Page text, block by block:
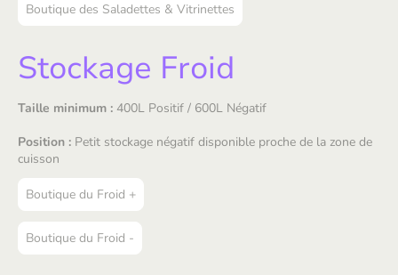
Boutique des Saladettes & Vitrinettes
Stockage Froid
Taille minimum : 400L Positif / 600L Négatif
Position : Petit stockage négatif disponible proche de la zone de
cuisson
Boutique du Froid +
Boutique du Froid -